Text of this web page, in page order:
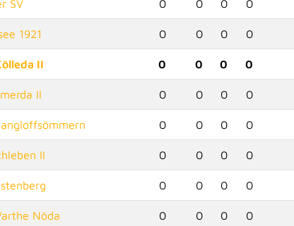
SV 0 0 0 0
1921 0 0 0 0
II 0 0 0 0
II 0 0 0 0
0 0 0 0
II 0 0 0 0
0 0 0 0
Nöda 0 0 0 0